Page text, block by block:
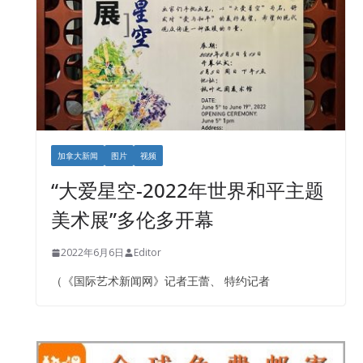
加拿大新闻 图片 视频
“大爱星空-2022年世界和平主题
美术展”多伦多开幕
2022年6月6日 Editor
（《国际艺术新闻网》记者王蕾、 特约记者